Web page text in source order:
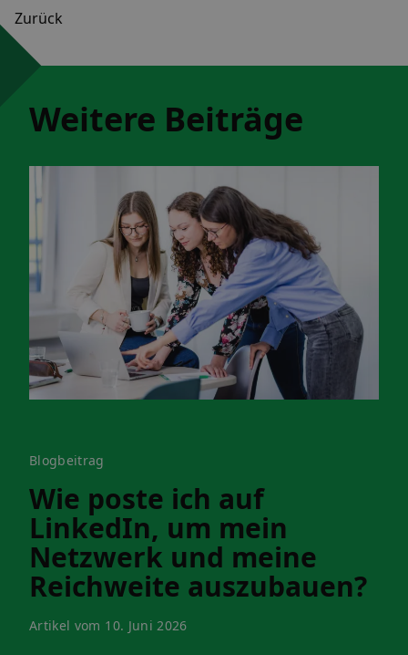
Zurück
Weitere Beiträge
Blogbeitrag
Wie poste ich auf
LinkedIn, um mein
Netzwerk und meine
Reichweite auszubauen?
Artikel vom 10. Juni 2026